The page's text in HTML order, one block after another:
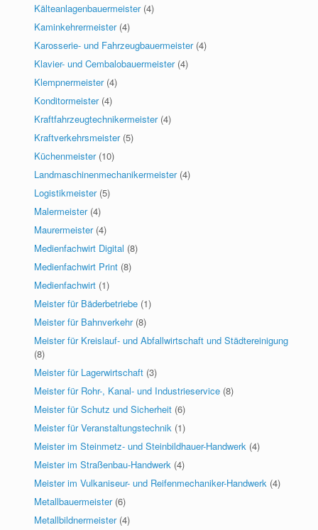
Kälteanlagenbauermeister (4)
Kaminkehrermeister (4)
Karosserie- und Fahrzeugbauermeister (4)
Klavier- und Cembalobauermeister (4)
Klempnermeister (4)
Konditormeister (4)
Kraftfahrzeugtechnikermeister (4)
Kraftverkehrsmeister (5)
Küchenmeister (10)
Landmaschinenmechanikermeister (4)
Logistikmeister (5)
Malermeister (4)
Maurermeister (4)
Medienfachwirt Digital (8)
Medienfachwirt Print (8)
Medienfachwirt (1)
Meister für Bäderbetriebe (1)
Meister für Bahnverkehr (8)
Meister für Kreislauf- und Abfallwirtschaft und Städtereinigung
(8)
Meister für Lagerwirtschaft (3)
Meister für Rohr-, Kanal- und Industrieservice (8)
Meister für Schutz und Sicherheit (6)
Meister für Veranstaltungstechnik (1)
Meister im Steinmetz- und Steinbildhauer-Handwerk (4)
Meister im Straßenbau-Handwerk (4)
Meister im Vulkaniseur- und Reifenmechaniker-Handwerk (4)
Metallbauermeister (6)
Metallbildnermeister (4)